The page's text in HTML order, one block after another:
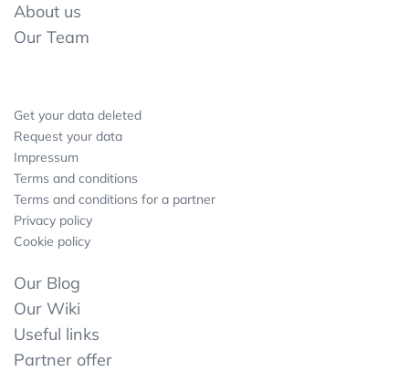
About us
Our Team
Get your data deleted
Request your data
Impressum
Terms and conditions
Terms and conditions for a partner
Privacy policy
Cookie policy
Our Blog
Our Wiki
Useful links
Partner offer